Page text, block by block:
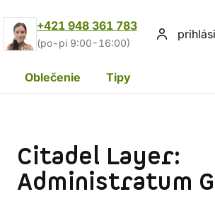
+421 948 361 783
(po-pi 9:00-16:00)
Oblečenie Tipy
Citadel Layer:
Administratum